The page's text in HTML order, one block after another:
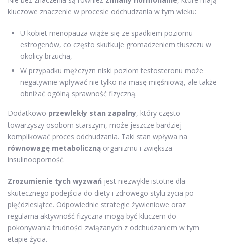
kluczowe znaczenie w procesie odchudzania w tym wieku:
U kobiet menopauza wiąże się ze spadkiem poziomu
estrogenów, co często skutkuje gromadzeniem tłuszczu w
okolicy brzucha,
W przypadku mężczyzn niski poziom testosteronu może
negatywnie wpływać nie tylko na masę mięśniową, ale także
obniżać ogólną sprawność fizyczną.
Dodatkowo przewlekły stan zapalny, który często
towarzyszy osobom starszym, może jeszcze bardziej
komplikować proces odchudzania. Taki stan wpływa na
równowagę metaboliczną organizmu i zwiększa
insulinooporność.
Zrozumienie tych wyzwań jest niezwykle istotne dla
skutecznego podejścia do diety i zdrowego stylu życia po
pięćdziesiątce. Odpowiednie strategie żywieniowe oraz
regularna aktywność fizyczna mogą być kluczem do
pokonywania trudności związanych z odchudzaniem w tym
etapie życia.